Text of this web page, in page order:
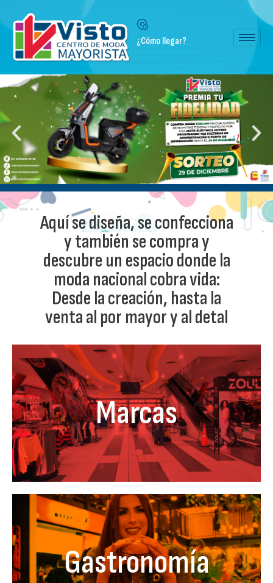
¿Cómo llegar?
Aquí se diseña, se confecciona
y también se compra y
descubre un espacio donde la
moda nacional cobra vida:
Desde la creación, hasta la
venta al por mayor y al detal
Marcas
Gastronomía